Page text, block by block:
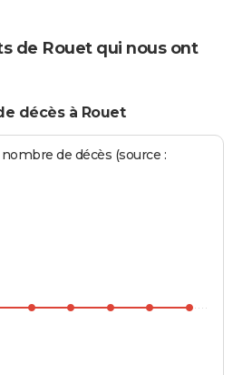
de Rouet qui nous ont
décès à Rouet
de décès (source :